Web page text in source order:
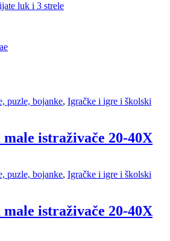
luk i 3 strele
puzle, bojanke, Igračke i igre i školski
male istraživače 20-40X
puzle, bojanke, Igračke i igre i školski
male istraživače 20-40X